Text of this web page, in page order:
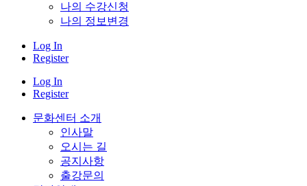
나의 수강신청
나의 정보변경
Log In
Register
Log In
Register
문화센터 소개
인사말
오시는 길
공지사항
출강문의